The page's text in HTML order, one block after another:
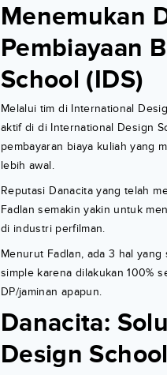
Menemukan
Pembiayaan
School (IDS)
Melalui tim di International
aktif di di International Design
pembayaran biaya kuliah yang
lebih awal.
Reputasi Danacita yang telah
Fadlan semakin yakin untuk
di industri perfilman.
Menurut Fadlan, ada 3 hal
simple karena dilakukan 100%
DP/jaminan apapun.
Danacita:
Design